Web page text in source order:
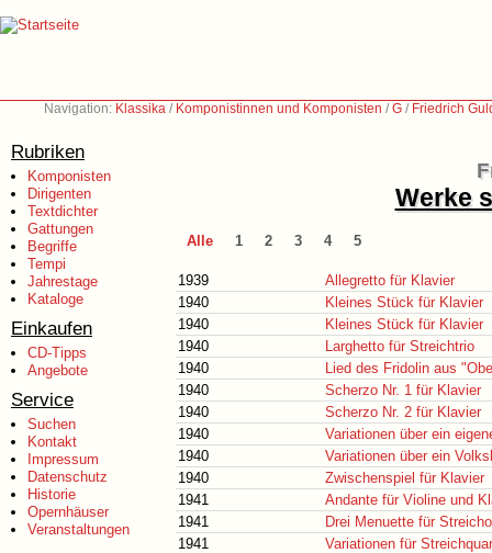
Navigation: Klassika / Komponistinnen und Komponisten /G / Friedrich
Rubriken
Komponisten
Dirigenten
Textdichter
Gattungen
Begriffe
Tempi
Jahrestage
Kataloge
Einkaufen
CD-Tipps
Angebote
Service
Suchen
Kontakt
Impressum
Datenschutz
Historie
Opernhäuser
Veranstaltungen
Werke
Alle 1 2 3 4 5
1939
Allegretto für Klavier
1940
Kleines Stück für Klavier
1940
Kleines Stück für Klavier
1940
Larghetto für Streichtrio
1940
Lied des Fridolin aus
1940
Scherzo Nr. 1 für Klavier
1940
Scherzo Nr. 2 für Klavier
1940
Variationen über ein
1940
Variationen über ein
1940
Zwischenspiel für Klavier
1941
Andante für Violine und
1941
Drei Menuette für
1941
Variationen für